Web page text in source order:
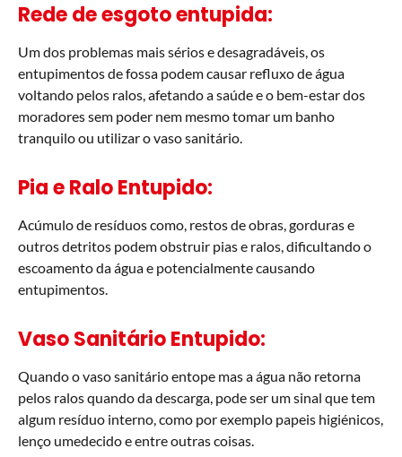
Rede de esgoto entupida:
Um dos problemas mais sérios e desagradáveis, os
entupimentos de fossa podem causar refluxo de água
voltando pelos ralos, afetando a saúde e o bem-estar dos
moradores sem poder nem mesmo tomar um banho
tranquilo ou utilizar o vaso sanitário.
Pia e Ralo Entupido:
Acúmulo de resíduos como, restos de obras, gorduras e
outros detritos podem obstruir pias e ralos, dificultando o
escoamento da água e potencialmente causando
entupimentos.
Vaso Sanitário Entupido:
Quando o vaso sanitário entope mas a água não retorna
pelos ralos quando da descarga, pode ser um sinal que tem
algum resíduo interno, como por exemplo papeis higiénicos,
lenço umedecido e entre outras coisas.